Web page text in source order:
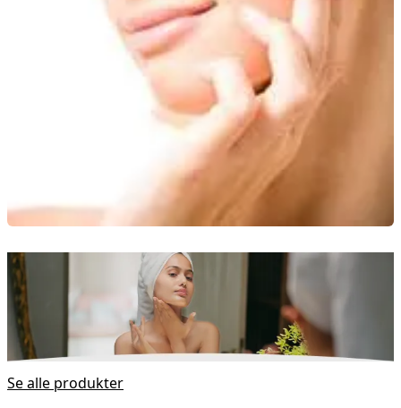
Se alle produkter